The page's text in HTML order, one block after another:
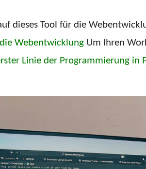
dieses Tool für die
Webentwicklung Um Ihren
Linie der Programmierung in